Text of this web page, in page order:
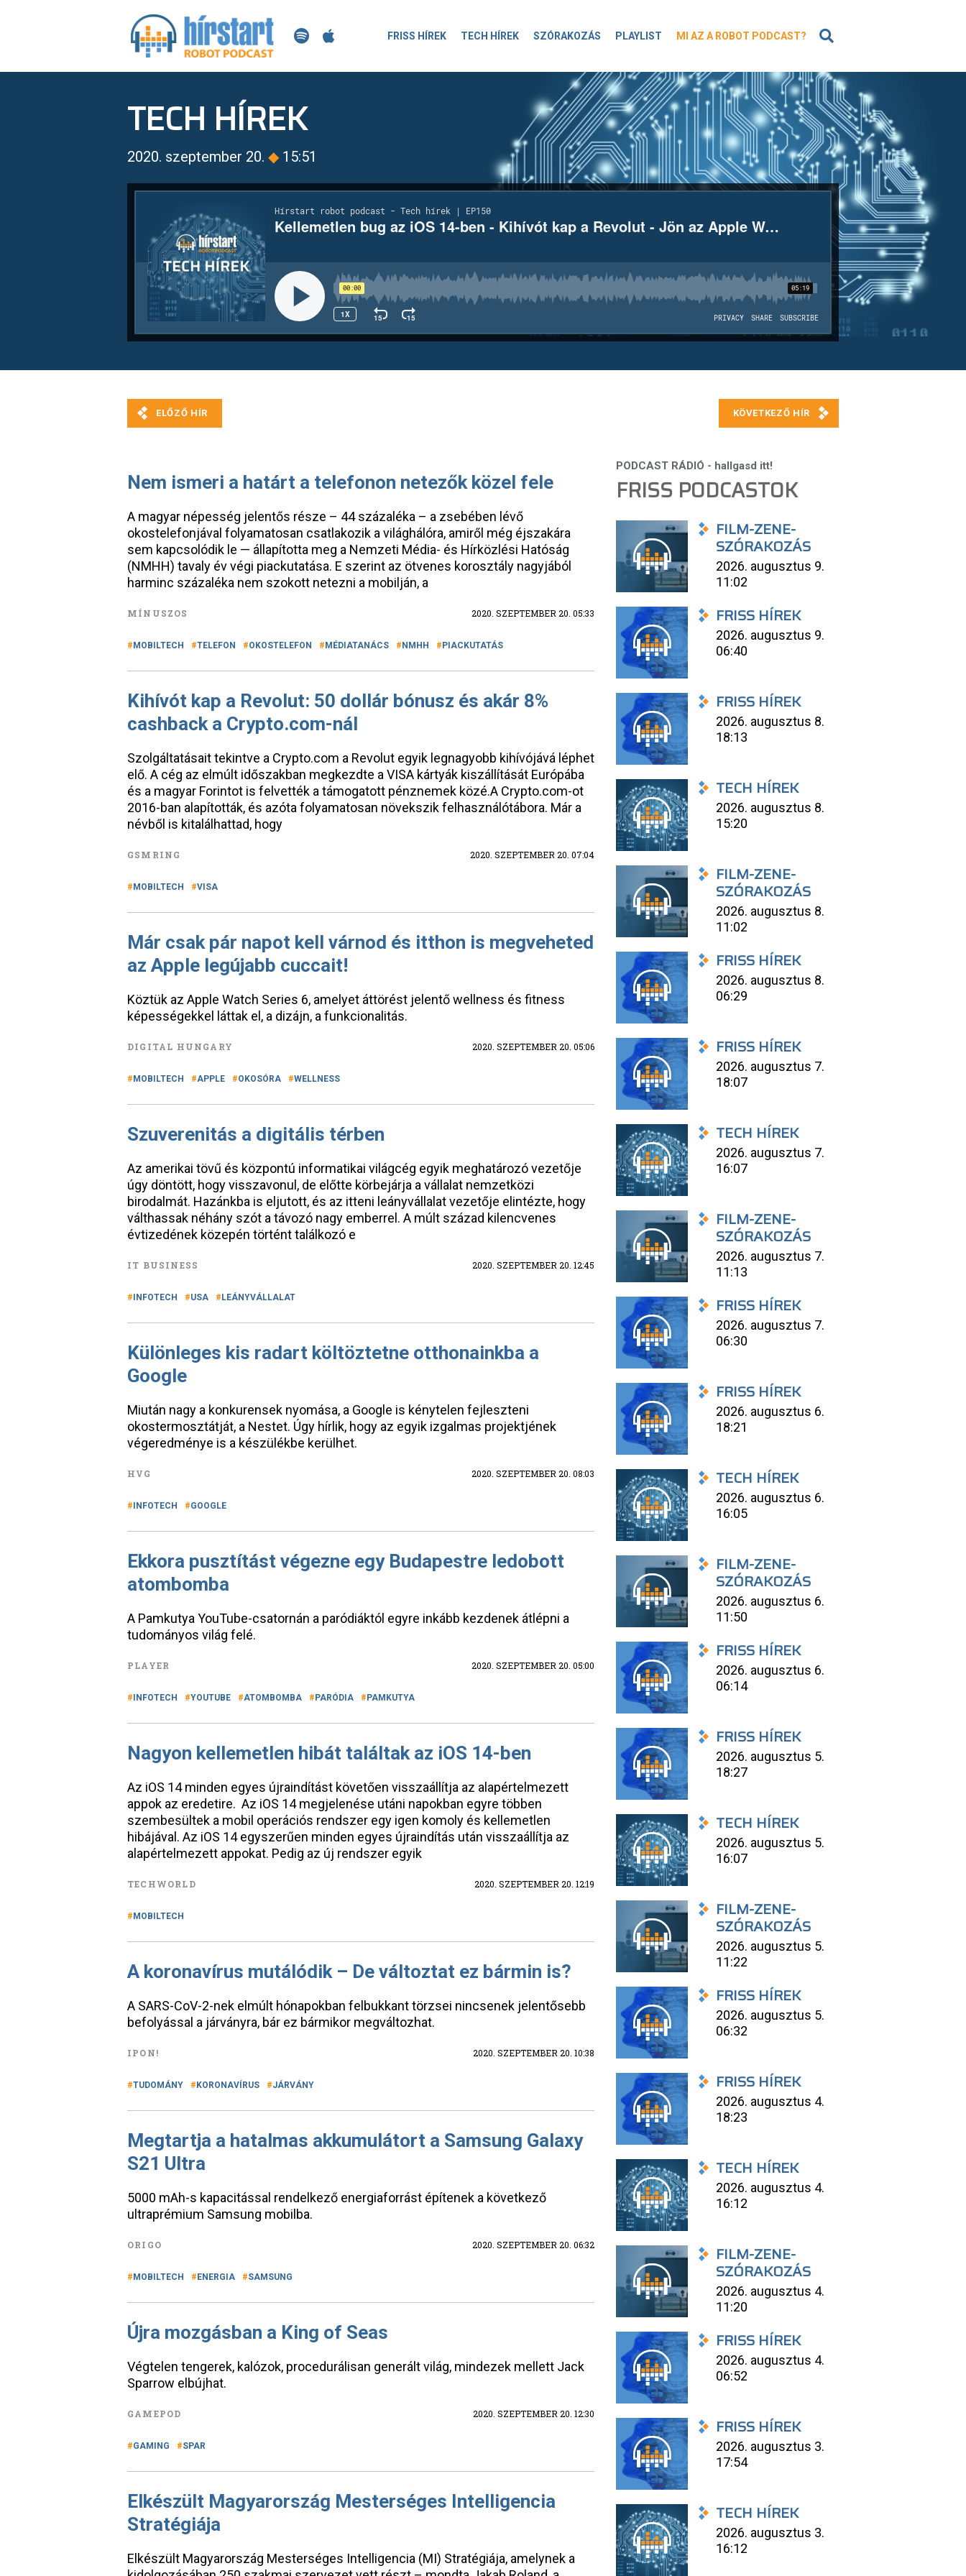
FRISS HÍREK TECH HÍREK SZÓRAKOZÁS PLAYLIST MI AZ A ROBOT PODCAST?
TECH HÍREK
2020. szeptember 20. ◆ 15:51
Nem ismeri a határt a telefonon netezők közel fele
A magyar népesség jelentős része – 44 százaléka – a zsebében lévő
okostelefonjával folyamatosan csatlakozik a világhálóra, amiről még éjszakára
sem kapcsolódik le — állapította meg a Nemzeti Média- és Hírközlési Hatóság
(NMHH) tavaly év végi piackutatása. E szerint az ötvenes korosztály nagyjából
harminc százaléka nem szokott netezni a mobilján, a
MÍNUSZOS 2020. SZEPTEMBER 20. 05:33
MOBILTECH TELEFON OKOSTELEFON MÉDIATANÁCS NMHH PIACKUTATÁS
Kihívót kap a Revolut: 50 dollár bónusz és akár 8%
cashback a Crypto.com-nál
Szolgáltatásait tekintve a Crypto.com a Revolut egyik legnagyobb kihívójává léphet
elő. A cég az elmúlt időszakban megkezdte a VISA kártyák kiszállítását Európába
és a magyar Forintot is felvették a támogatott pénznemek közé.A Crypto.com-ot
2016-ban alapították, és azóta folyamatosan növekszik felhasználótábora. Már a
névből is kitalálhattad, hogy
GSMRING 2020. SZEPTEMBER 20. 07:04
MOBILTECH VISA
Már csak pár napot kell várnod és itthon is megveheted
az Apple legújabb cuccait!
Köztük az Apple Watch Series 6, amelyet áttörést jelentő wellness és fitness
képességekkel láttak el, a dizájn, a funkcionalitás.
DIGITAL HUNGARY 2020. SZEPTEMBER 20. 05:06
MOBILTECH APPLE OKOSÓRA WELLNESS
Szuverenitás a digitális térben
Az amerikai tövű és központú informatikai világcég egyik meghatározó vezetője
úgy döntött, hogy visszavonul, de előtte körbejárja a vállalat nemzetközi
birodalmát. Hazánkba is eljutott, és az itteni leányvállalat vezetője elintézte, hogy
válthassak néhány szót a távozó nagy emberrel. A múlt század kilencvenes
évtizedének közepén történt találkozó e
IT BUSINESS 2020. SZEPTEMBER 20. 12:45
INFOTECH USA LEÁNYVÁLLALAT
Különleges kis radart költöztetne otthonainkba a
Google
Miután nagy a konkurensek nyomása, a Google is kénytelen fejleszteni
okostermosztátját, a Nestet. Úgy hírlik, hogy az egyik izgalmas projektjének
végeredménye is a készülékbe kerülhet.
HVG 2020. SZEPTEMBER 20. 08:03
INFOTECH GOOGLE
Ekkora pusztítást végezne egy Budapestre ledobott
atombomba
A Pamkutya YouTube-csatornán a paródiáktól egyre inkább kezdenek átlépni a
tudományos világ felé.
PLAYER 2020. SZEPTEMBER 20. 05:00
INFOTECH YOUTUBE ATOMBOMBA PARÓDIA PAMKUTYA
Nagyon kellemetlen hibát találtak az iOS 14-ben
Az iOS 14 minden egyes újraindítást követően visszaállítja az alapértelmezett
appok az eredetire. Az iOS 14 megjelenése utáni napokban egyre többen
szembesültek a mobil operációs rendszer egy igen komoly és kellemetlen
hibájával. Az iOS 14 egyszerűen minden egyes újraindítás után visszaállítja az
alapértelmezett appokat. Pedig az új rendszer egyik
TECHWORLD 2020. SZEPTEMBER 20. 12:19
MOBILTECH
A koronavírus mutálódik – De változtat ez bármin is?
A SARS-CoV-2-nek elmúlt hónapokban felbukkant törzsei nincsenek jelentősebb
befolyással a járványra, bár ez bármikor megváltozhat.
IPON! 2020. SZEPTEMBER 20. 10:38
TUDOMÁNY KORONAVÍRUS JÁRVÁNY
Megtartja a hatalmas akkumulátort a Samsung Galaxy
S21 Ultra
5000 mAh-s kapacitással rendelkező energiaforrást építenek a következő
ultraprémium Samsung mobilba.
ORIGO 2020. SZEPTEMBER 20. 06:32
MOBILTECH ENERGIA SAMSUNG
Újra mozgásban a King of Seas
Végtelen tengerek, kalózok, procedurálisan generált világ, mindezek mellett Jack
Sparrow elbújhat.
GAMEPOD 2020. SZEPTEMBER 20. 12:30
GAMING SPAR
Elkészült Magyarország Mesterséges Intelligencia
Stratégiája
Elkészült Magyarország Mesterséges Intelligencia (MI) Stratégiája, amelynek a
FRISS PODCASTOK
FILM-ZENE-
SZÓRAKOZÁS
2026. augusztus 9.
11:02
FRISS HÍREK
2026. augusztus 9.
06:40
FRISS HÍREK
2026. augusztus 8.
18:13
TECH HÍREK
2026. augusztus 8.
15:20
FILM-ZENE-
SZÓRAKOZÁS
2026. augusztus 8.
11:02
FRISS HÍREK
2026. augusztus 8.
06:29
FRISS HÍREK
2026. augusztus 7.
18:07
TECH HÍREK
2026. augusztus 7.
16:07
FILM-ZENE-
SZÓRAKOZÁS
2026. augusztus 7.
11:13
FRISS HÍREK
2026. augusztus 7.
06:30
FRISS HÍREK
2026. augusztus 6.
18:21
TECH HÍREK
2026. augusztus 6.
16:05
FILM-ZENE-
SZÓRAKOZÁS
2026. augusztus 6.
11:50
FRISS HÍREK
2026. augusztus 6.
06:14
FRISS HÍREK
2026. augusztus 5.
18:27
TECH HÍREK
2026. augusztus 5.
16:07
FILM-ZENE-
SZÓRAKOZÁS
2026. augusztus 5.
11:22
FRISS HÍREK
2026. augusztus 5.
06:32
FRISS HÍREK
2026. augusztus 4.
18:23
TECH HÍREK
2026. augusztus 4.
16:12
FILM-ZENE-
SZÓRAKOZÁS
2026. augusztus 4.
11:20
FRISS HÍREK
2026. augusztus 4.
06:52
FRISS HÍREK
2026. augusztus 3.
17:54
TECH HÍREK
2026. augusztus 3.
16:12